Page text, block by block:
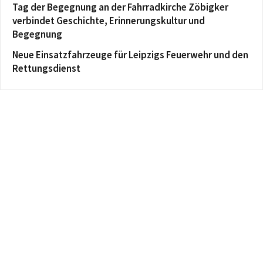
Tag der Begegnung an der Fahrradkirche Zöbigker
verbindet Geschichte, Erinnerungskultur und
Begegnung
Neue Einsatzfahrzeuge für Leipzigs Feuerwehr und den
Rettungsdienst